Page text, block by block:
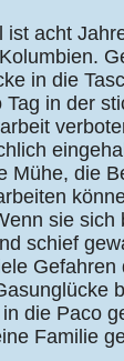
ist acht
in die
in der
Mühe, die
sie
schief
die Paco
Familie